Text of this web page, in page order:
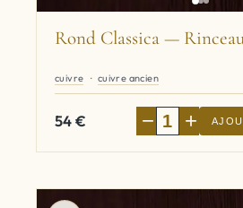
Rond Classica —
cuivre cuivre ancien
54€ − +